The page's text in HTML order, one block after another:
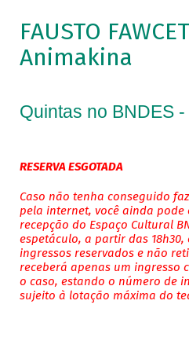
FAUSTO
Animakina
Quintas no BNDES
RESERVA ESGOTADA
Caso não tenha conseguido
pela internet, você ainda
recepção do Espaço Cultural
espetáculo, a partir das
ingressos reservados e não
receberá apenas um ingresso
o caso, estando o número de
sujeito à lotação máxima do